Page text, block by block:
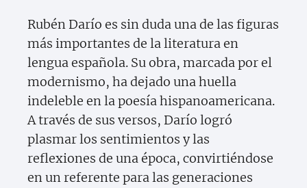
Rubén Darío es sin duda una de las figuras
más importantes de la literatura en
lengua española. Su obra, marcada por el
modernismo, ha dejado una huella
indeleble en la poesía hispanoamericana.
A través de sus versos, Darío logró
plasmar los sentimientos y las
reflexiones de una época, convirtiéndose
en un referente para las generaciones